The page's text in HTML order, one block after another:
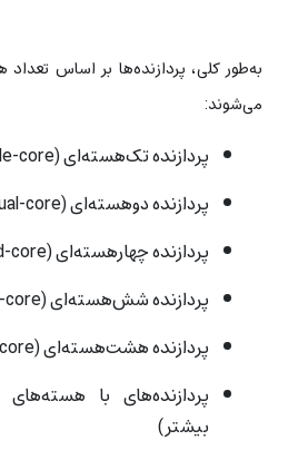
به‌طور کلی، پردازنده‌ها بر اساس
می‌شوند:
پردازنده تک‌هسته‌ای (Single-core)
پردازنده دو‌هسته‌ای (Dual-core)
پردازنده چهار‌هسته‌ای (Quad-core)
پردازنده شش‌هسته‌ای (Hexa-core)
پردازنده هشت‌هسته‌ای (Octa-core)
پردازنده‌های با
بیشتر)